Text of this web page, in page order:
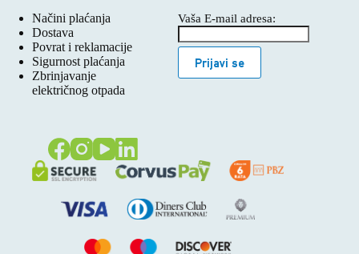
Načini plaćanja
Dostava
Povrat i reklamacije
Sigurnost plaćanja
Zbrinjavanje
električnog otpada
Vaša E-mail adresa:
Prijavi se